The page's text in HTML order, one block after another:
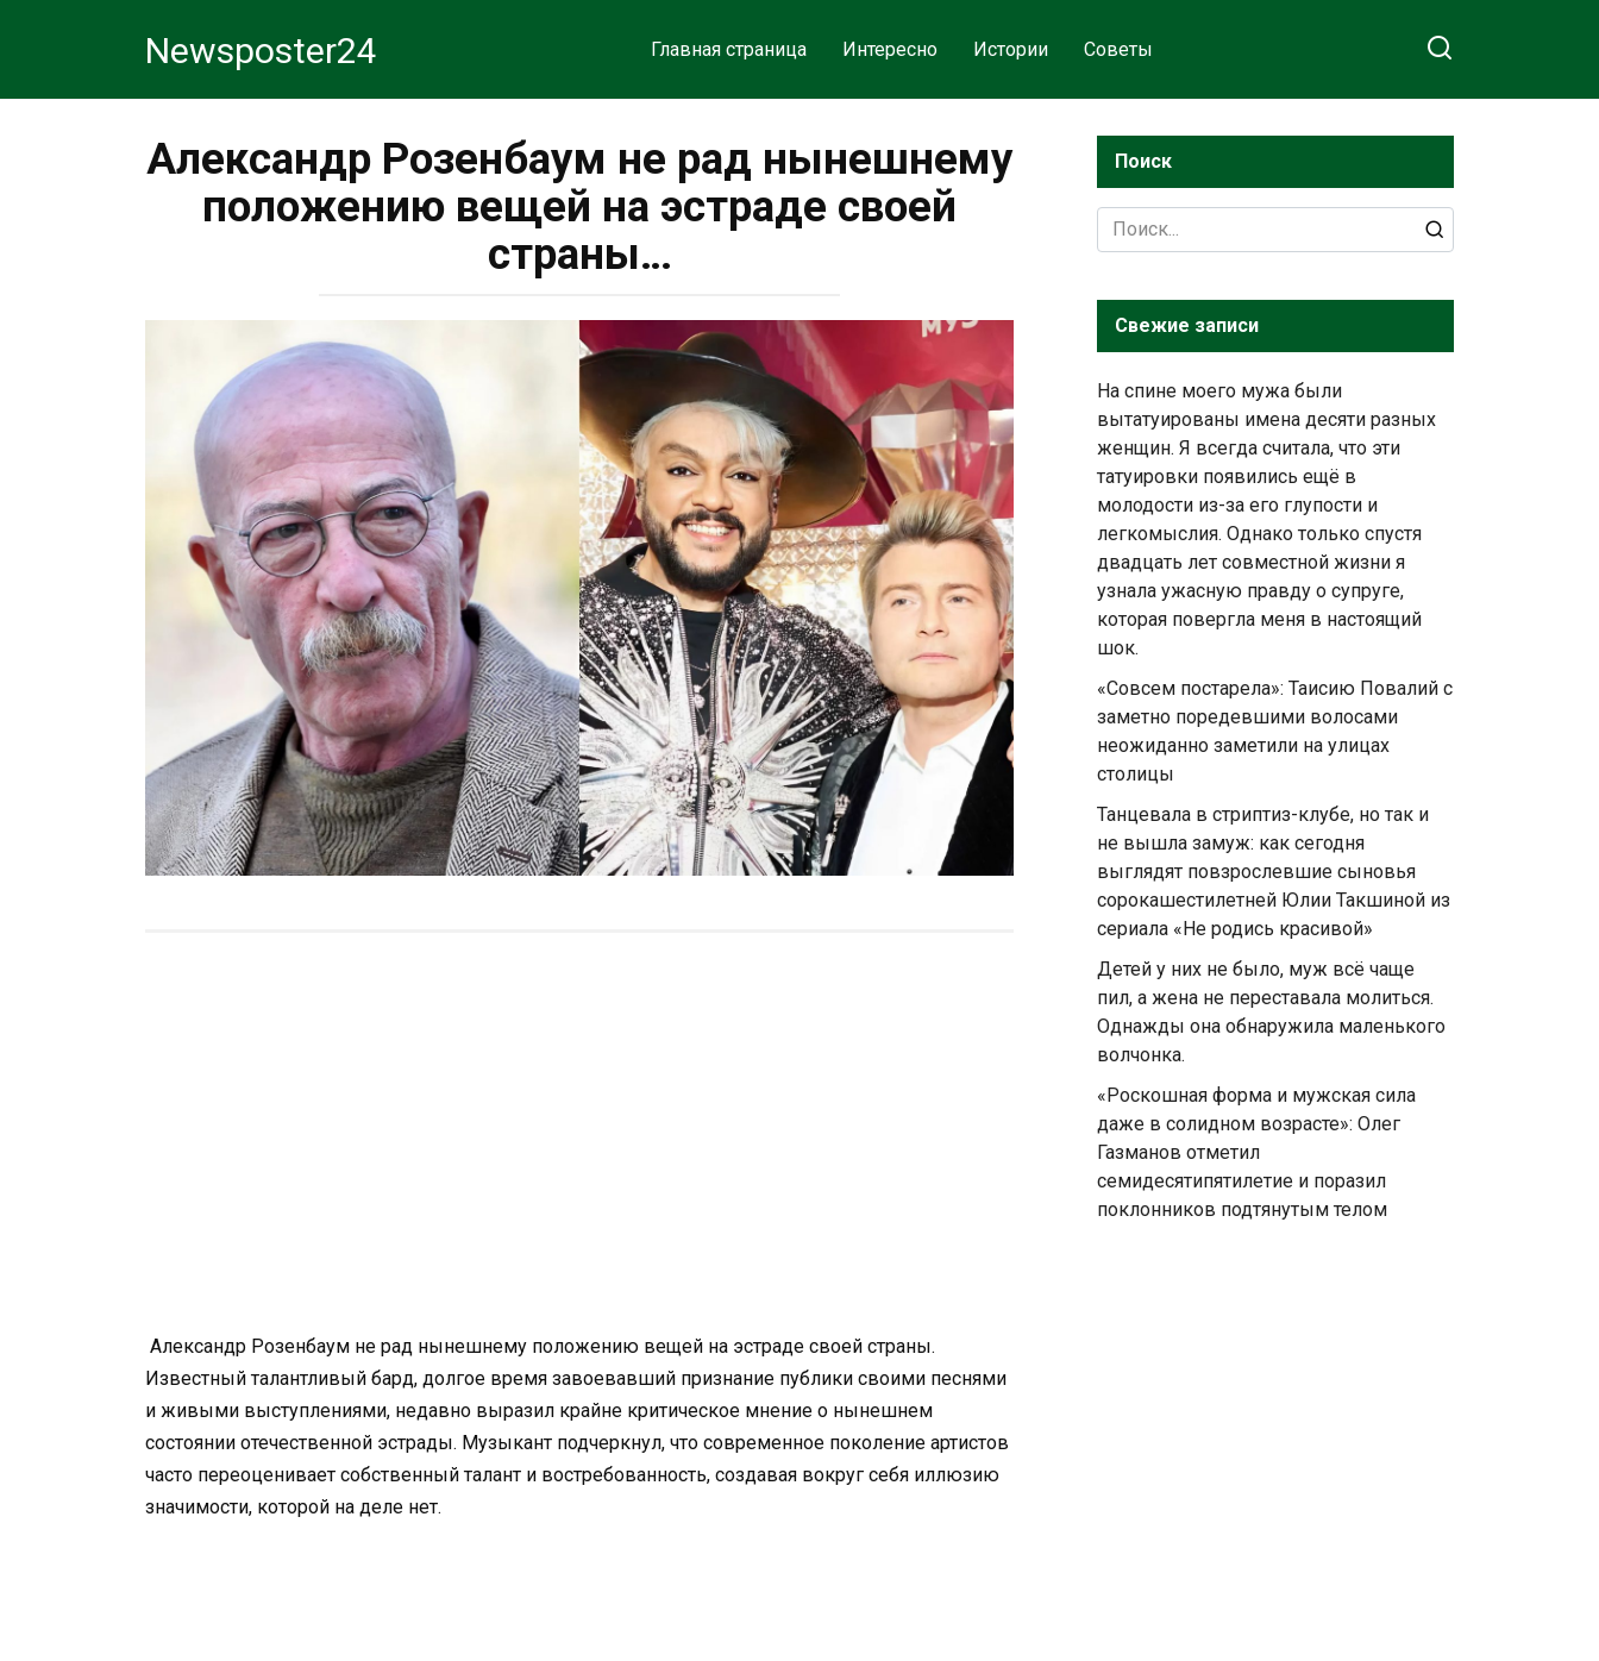
Newsposter24 Главная страница Интересно Истории Советы
Александр Розенбаум не рад нынешнему
положению вещей на эстраде своей
страны…
Александр Розенбаум не рад нынешнему положению вещей на эстраде своей страны.
Известный талантливый бард, долгое время завоевавший признание публики своими песнями
и живыми выступлениями, недавно выразил крайне критическое мнение о нынешнем
состоянии отечественной эстрады. Музыкант подчеркнул, что современное поколение артистов
часто переоценивает собственный талант и востребованность, создавая вокруг себя иллюзию
значимости, которой на деле нет.
Поиск
Search
for:
Свежие записи
На спине моего мужа были
вытатуированы имена десяти разных
женщин. Я всегда считала, что эти
татуировки появились ещё в
молодости из-за его глупости и
легкомыслия. Однако только спустя
двадцать лет совместной жизни я
узнала ужасную правду о супруге,
которая повергла меня в настоящий
шок.
«Совсем постарела»: Таисию Повалий с
заметно поредевшими волосами
неожиданно заметили на улицах
столицы
Танцевала в стриптиз-клубе, но так и
не вышла замуж: как сегодня
выглядят повзрослевшие сыновья
сорокашестилетней Юлии Такшиной из
сериала «Не родись красивой»
Детей у них не было, муж всё чаще
пил, а жена не переставала молиться.
Однажды она обнаружила маленького
волчонка.
«Роскошная форма и мужская сила
даже в солидном возрасте»: Олег
Газманов отметил
семидесятипятилетие и поразил
поклонников подтянутым телом